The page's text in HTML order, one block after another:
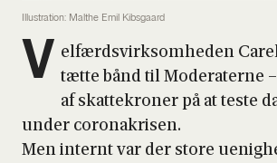
Illustration: Malthe Emil Kibsgaard
V el­færds­virk­som­he­den
tæt­te bånd til Mode­ra­ter­ne
af skat­te­kro­ner på at teste
under cor­ona­kri­sen.
Men inter­nt var der sto­re